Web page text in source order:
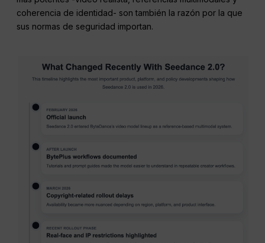
coherencia de identidad- son también la razón por la que
sus normas de seguridad importan.